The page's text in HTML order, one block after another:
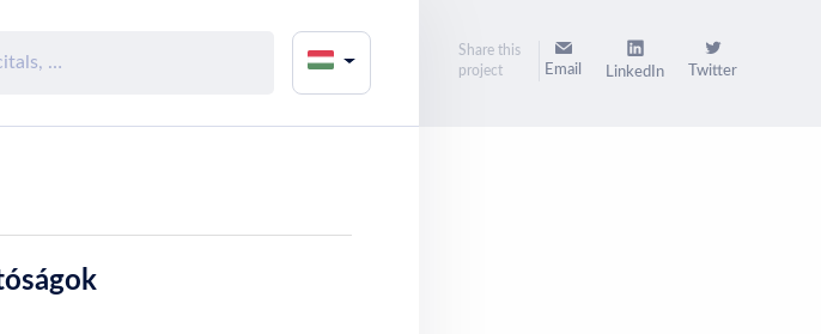
Share this
project
Email LinkedIn Twitter